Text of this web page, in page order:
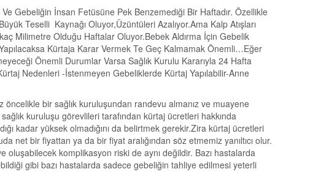
Ve Gebeliğin İnsan Fetüsüne Pek Benzemediği Bir Haftadır. Özellikle
Teselli Kaynağı Oluyor,Üzüntüleri Azalıyor.Ama Kalp Atışları
Milimetre Olduğu Haftalar Oluyor.Bebek Aldırma İçin Gebelik
Kürtaja Karar Vermek Te Geç Kalmamak Önemli…Eğer
Önemli Durumlar Varsa Sağlık Kurulu Kararıyla 24 Hafta
Nedenleri -İstenmeyen Gebeliklerde Kürtaj Yapılabilir-Anne
öncelikle bir sağlık kuruluşundan randevu almanız ve muayene
kuruluşu görevlileri tarafından kürtaj ücretleri hakkında
kadar yüksek olmadığını da belirtmek gerekir.Zira kürtaj ücretleri
net bir fiyattan ya da bir fiyat aralığından söz etmemiz yanıltıcı olur.
oluşabilecek komplikasyon riski de aynı değildir. Bazı hastalarda
gibi bazı hastalarda sadece gebeliğin tahliye edilmesi yeterli